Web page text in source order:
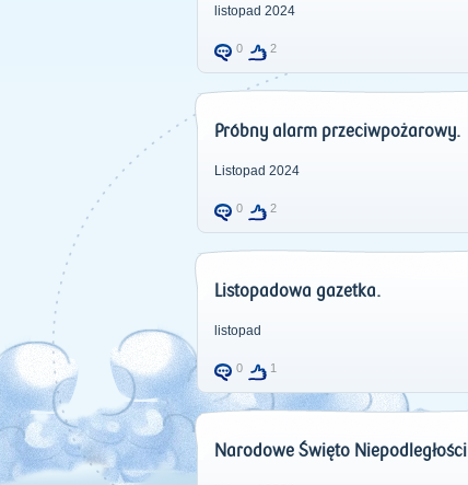
listopad 2024
0 2
Próbny alarm przeciwpożarowy.
Listopad 2024
0 2
Listopadowa gazetka.
listopad
0 1
Narodowe Święto Niepodległości